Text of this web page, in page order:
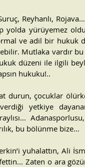
Reyhanlı,
yolda yürüyemez
ve adil bir hukuk
Mutlaka vardır
düzeni ile ilgili
hukuku!..
durun, çocuklar
yetkiye
bu bölünme bize…
yuhalattın, Ali
Zaten o ara